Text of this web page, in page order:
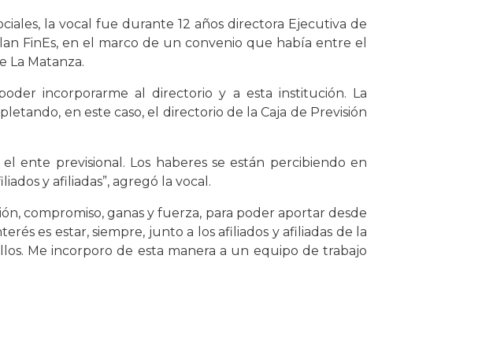
la vocal fue durante 12 años directora Ejecutiva de
FinEs, en el marco de un convenio que había entre el
La Matanza.
incorporarme al directorio y a esta institución. La
en este caso, el directorio de la Caja de Previsión
ente previsional. Los haberes se están percibiendo en
y afiliadas”, agregó la vocal.
compromiso, ganas y fuerza, para poder aportar desde
es estar, siempre, junto a los afiliados y afiliadas de la
Me incorporo de esta manera a un equipo de trabajo